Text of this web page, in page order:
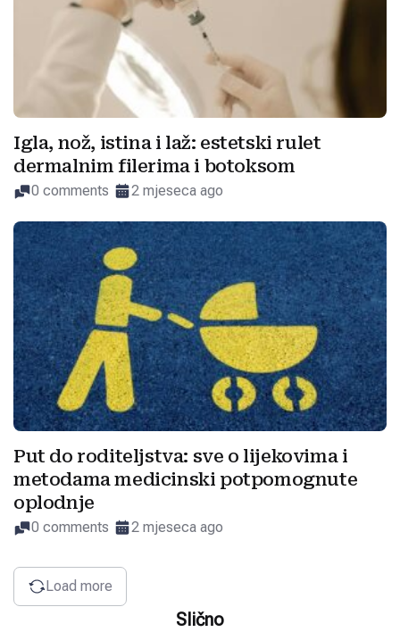
Igla, nož, istina i laž: estetski rulet
dermalnim filerima i botoksom
0 comments 2 mjeseca ago
Put do roditeljstva: sve o lijekovima i
metodama medicinski potpomognute
oplodnje
0 comments 2 mjeseca ago
Load more
Slično